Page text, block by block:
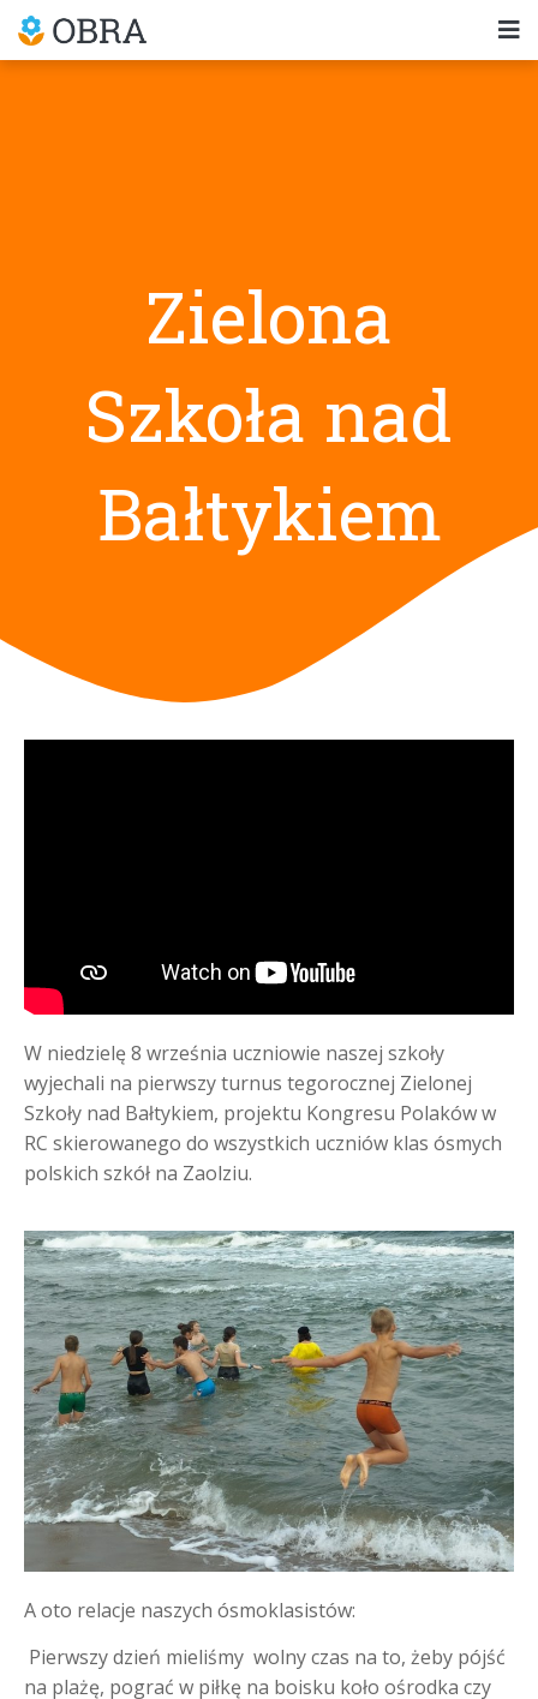
Zielona
Szkoła nad
Bałtykiem
W niedzielę 8 września uczniowie naszej szkoły
wyjechali na pierwszy turnus tegorocznej Zielonej
Szkoły nad Bałtykiem, projektu Kongresu Polaków w
RC skierowanego do wszystkich uczniów klas ósmych
polskich szkół na Zaolziu.
A oto relacje naszych ósmoklasistów:
Pierwszy dzień mieliśmy wolny czas na to, żeby pójść
na plażę, pograć w piłkę na boisku koło ośrodka czy